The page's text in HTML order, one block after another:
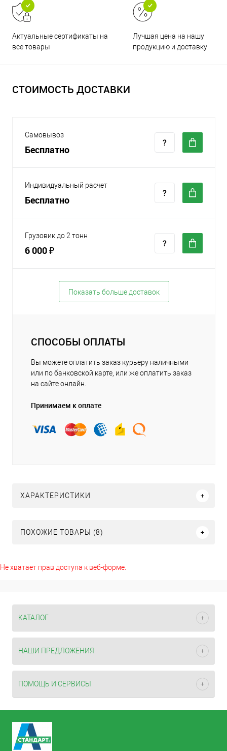
Актуальные сертификаты на
все товары
Лучшая цена на нашу
продукцию и доставку
СТОИМОСТЬ ДОСТАВКИ
Самовывоз
Бесплатно
Индивидуальный расчет
Бесплатно
Грузовик до 2 тонн
6 000 ₽
Показать больше доставок
СПОСОБЫ ОПЛАТЫ
Вы можете оплатить заказ курьеру наличными
или по банковской карте, или же оплатить заказ
на сайте онлайн.
Принимаем к оплате
ХАРАКТЕРИСТИКИ
ПОХОЖИЕ ТОВАРЫ (8)
Не хватает прав доступа к веб-форме.
КАТАЛОГ
НАШИ ПРЕДЛОЖЕНИЯ
ПОМОЩЬ И СЕРВИСЫ